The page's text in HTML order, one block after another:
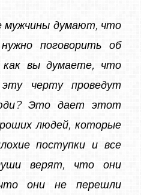
мужчины думают, что
поговорить об
вы думаете, что
эту черту проведут
Это дает этот
людей, которые
поступки и все
верят, что они
они не перешли